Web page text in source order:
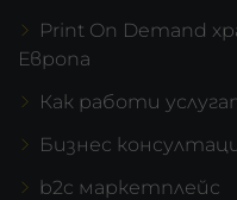
Print On Demand
Европа
Как работи
Бизнес
b2c маркетплейс